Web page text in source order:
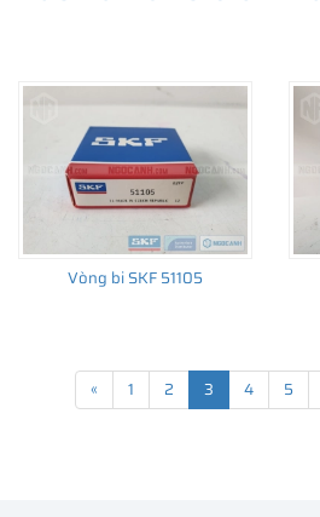
Vòng bi SKF 51105
« 1 2 3 4 5